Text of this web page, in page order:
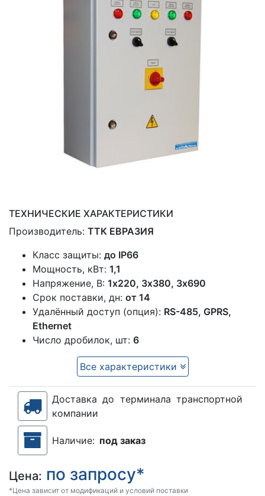
ТЕХНИЧЕСКИЕ ХАРАКТЕРИСТИКИ
Производитель: ТТК ЕВРАЗИЯ
Класс защиты: до IP66
Мощность, кВт: 1,1
Напряжение, В: 1x220, 3х380, 3х690
Срок поставки, дн: от 14
Удалённый доступ (опция): RS-485, GPRS,
Ethernet
Число дробилок, шт: 6
Все характеристики
Доставка до терминала транспортной
компании
Наличие: под заказ
Цена: по запросу*
*Цена зависит от модификаций и условий поставки